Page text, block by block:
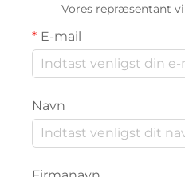
Vores repræsentant
E-mail
Navn